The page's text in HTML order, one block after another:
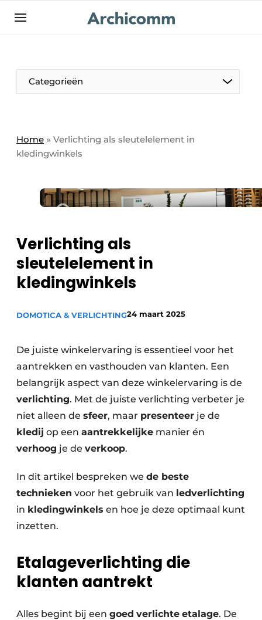
NL be-FR
Categorieën
Home » Verlichting als sleutelelement in
kledingwinkels
Verlichting als
sleutelelement in
kledingwinkels
DOMOTICA & VERLICHTING24 maart 2025
De juiste winkelervaring is essentieel voor het
aantrekken en vasthouden van klanten. Een
belangrijk aspect van deze winkelervaring is de
verlichting. Met de juiste verlichting verbeter je
niet alleen de sfeer, maar presenteer je de
kledij op een aantrekkelijke manier én
verhoog je de verkoop.
In dit artikel bespreken we de beste
technieken voor het gebruik van ledverlichting
in kledingwinkels en hoe je deze optimaal kunt
inzetten.
Etalageverlichting die
klanten aantrekt
Alles begint bij een goed verlichte etalage. De